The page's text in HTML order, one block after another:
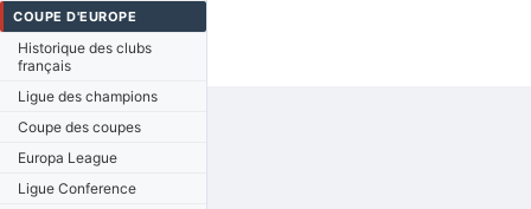
COUPE D'EUROPE
Historique des clubs
français
Ligue des champions
Coupe des coupes
Europa League
Ligue Conference